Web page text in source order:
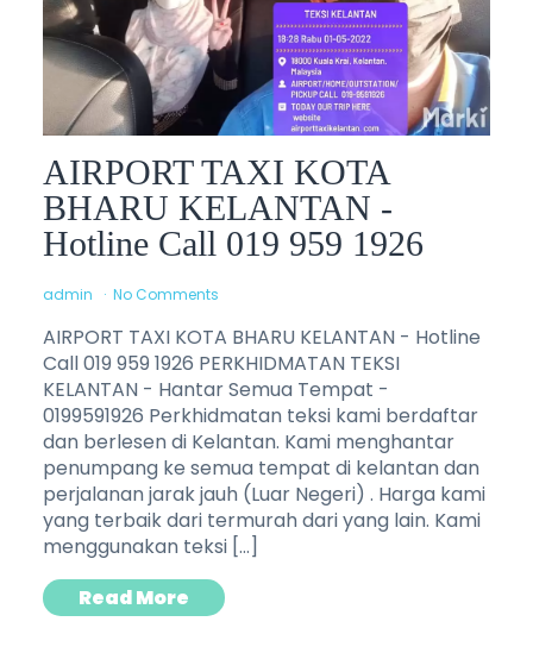
AIRPORT TAXI KOTA
BHARU KELANTAN -
Hotline Call 019 959 1926
admin No Comments
AIRPORT TAXI KOTA BHARU KELANTAN - Hotline
Call 019 959 1926 PERKHIDMATAN TEKSI
KELANTAN - Hantar Semua Tempat -
0199591926 Perkhidmatan teksi kami berdaftar
dan berlesen di Kelantan. Kami menghantar
penumpang ke semua tempat di kelantan dan
perjalanan jarak jauh (Luar Negeri) . Harga kami
yang terbaik dari termurah dari yang lain. Kami
menggunakan teksi […]
Read More